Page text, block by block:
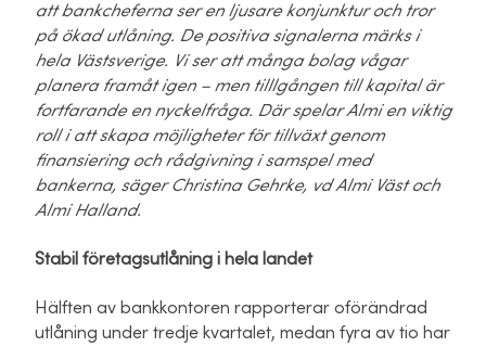
att bankcheferna ser en ljusare konjunktur och tror
på ökad utlåning. De positiva signalerna märks i
hela Västsverige. Vi ser att många bolag vågar
planera framåt igen – men tilllgången till kapital är
fortfarande en nyckelfråga. Där spelar Almi en viktig
roll i att skapa möjligheter för tillväxt genom
finansiering och rådgivning i samspel med
bankerna, säger Christina Gehrke, vd Almi Väst och
Almi Halland.
Stabil företagsutlåning i hela landet
Hälften av bankkontoren rapporterar oförändrad
utlåning under tredje kvartalet, medan fyra av tio har